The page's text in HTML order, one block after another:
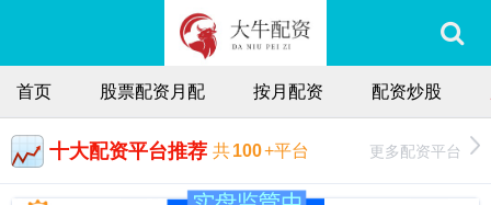
首页 股票配资月配 按月配资 配资炒股
十大配资平台推荐 共100+平台 更多配资平台